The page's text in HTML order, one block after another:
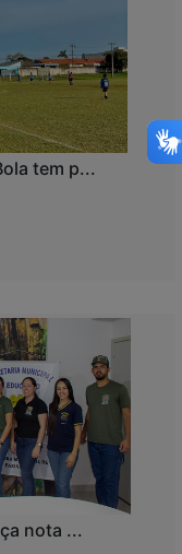
tem p...
nota ...